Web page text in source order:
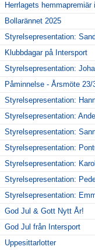
Herrlagets hemmapremiär
Bollarännet 2025
Styrelsepresentation:
Klubbdagar på Intersport
Styrelsepresentation:
Påminnelse - Årsmöte
Styrelsepresentation:
Styrelsepresentation:
Styrelsepresentation:
Styrelsepresentation:
Styrelsepresentation:
Styrelsepresentation:
Styrelsepresentation:
God Jul & Gott Nytt År!
God Jul från Intersport
Uppesittarlotter